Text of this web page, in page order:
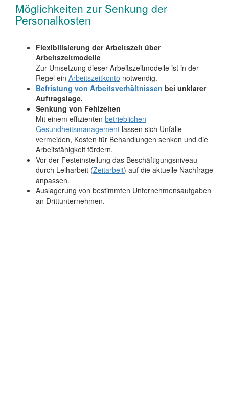
Möglichkeiten zur Senkung der
Personalkosten
Flexibilisierung der Arbeitszeit über
Arbeitszeitmodelle
Zur Umsetzung dieser Arbeitszeitmodelle ist in der
Regel ein Arbeitszeitkonto notwendig.
Befristung von Arbeitsverhältnissen bei unklarer
Auftragslage.
Senkung von Fehlzeiten
Mit einem effizienten betrieblichen
Gesundheitsmanagement lassen sich Unfälle
vermeiden, Kosten für Behandlungen senken und die
Arbeitsfähigkeit fördern.
Vor der Festeinstellung das Beschäftigungsniveau
durch Leiharbeit (Zeitarbeit) auf die aktuelle Nachfrage
anpassen.
Auslagerung von bestimmten Unternehmensaufgaben
an Drittunternehmen.